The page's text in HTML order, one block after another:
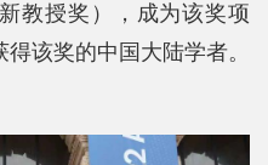
教授奖），成为该奖项
该奖的中国大陆学者。